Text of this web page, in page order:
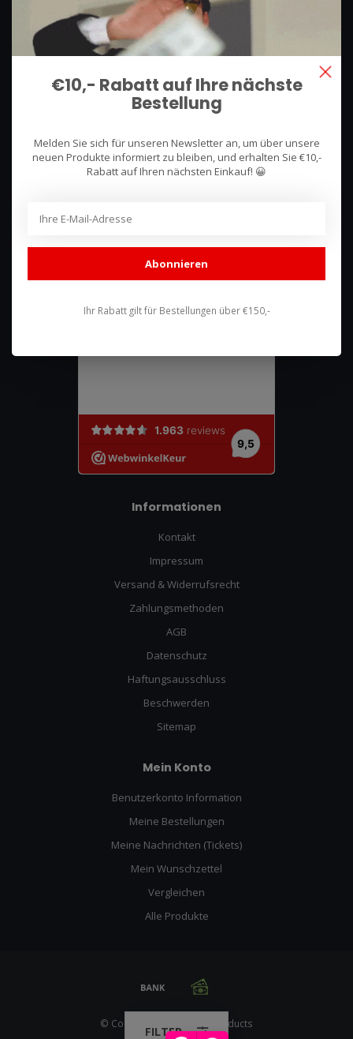
We use what we sell, that's the difference!
Hullerpad 13Q
Lunteren, Nederland
085 744 4602
shop@racing-products.com
Bewertungen
Informationen
Kontakt
Impressum
Versand & Widerrufsrecht
Zahlungsmethoden
AGB
Datenschutz
Haftungsausschluss
Beschwerden
Sitemap
Mein Konto
Benutzerkonto Information
Meine Bestellungen
Meine Nachrichten (Tickets)
Mein Wunschzettel
Vergleichen
Alle Produkte
© Copyright 2026 Racing Products
FILTER
€10,- Rabatt auf Ihre nächste
Bestellung
Melden Sie sich für unseren Newsletter an, um über unsere
neuen Produkte informiert zu bleiben, und erhalten Sie €10,-
Rabatt auf Ihren nächsten Einkauf! 😀
Abonnieren
Ihr Rabatt gilt für Bestellungen über €150,-